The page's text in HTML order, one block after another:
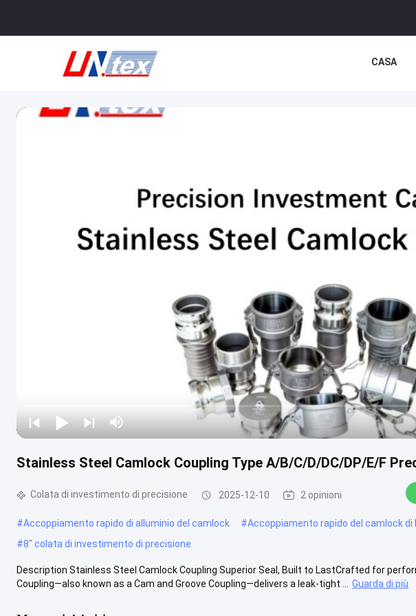
CASA
Stainless Steel Camlock Coupling Type A/B/C/D/DC/DP/E/F
Colata di investimento di precisione 2025-12-10 2 opinioni
#Accoppiamento rapido di alluminio del camlock #Accoppiamento rapido del camlock di
#8" colata di investimento di precisione
Description Stainless Steel Camlock Coupling Superior Seal, Built to LastCrafted for
Coupling—also known as a Cam and Groove Coupling—delivers a leak-tight ...
Guarda di più